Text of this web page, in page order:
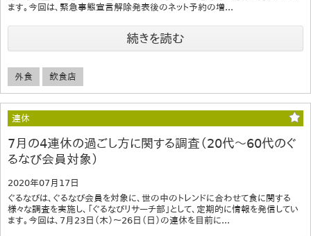
ます。今回は、緊急事態宣言解除発表後のネット予約の増...
続きを読む
外食 飲食店
連休
7月の4連休の過ごし方に関する調査（20代～60代のぐ
るなび会員対象）
2020年07月17日
ぐるなびは、ぐるなび会員を対象に、世の中のトレンドに合わせて食に関する
様々な調査を実施し、「ぐるなびリサーチ部」として、定期的に情報を発信してい
ます。今回は、7月23日（木）～26日（日）の連休を目前に...